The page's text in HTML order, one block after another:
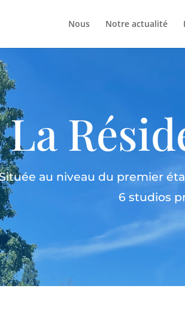
Nous Notre actualité
La
au niveau du premier
6 studios